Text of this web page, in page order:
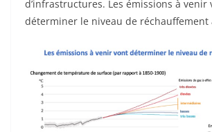
d’infrastructures. Les émissions à venir
déterminer le niveau de réchauffement